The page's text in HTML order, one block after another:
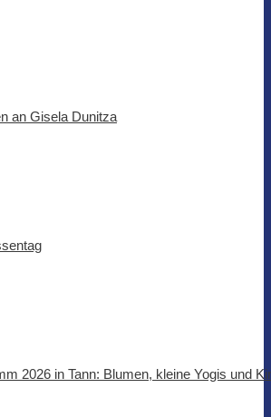
an Gisela Dunitza
2026 in Tann: Blumen, kleine Yogis und